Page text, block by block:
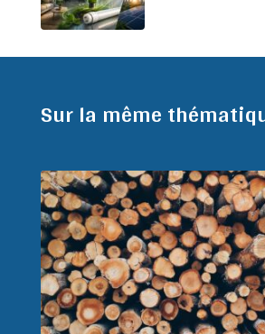
Sur la même